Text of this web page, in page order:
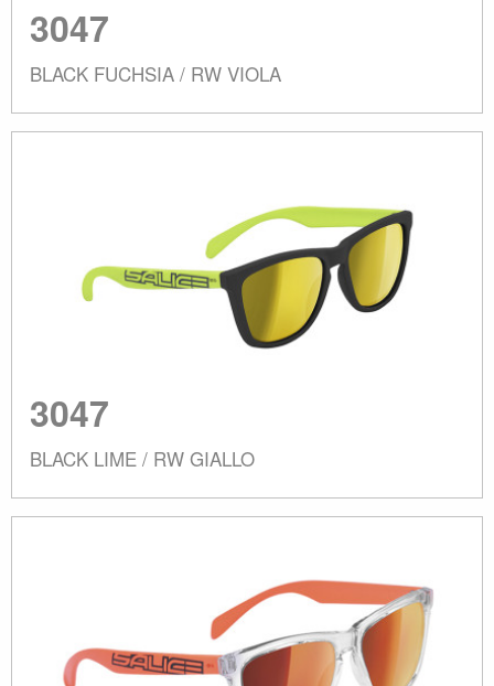
3047
BLACK FUCHSIA / RW VIOLA
3047
BLACK LIME / RW GIALLO